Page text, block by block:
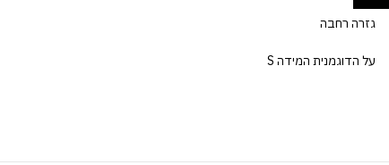
גזרה רחבה
על הדוגמנית המידה S